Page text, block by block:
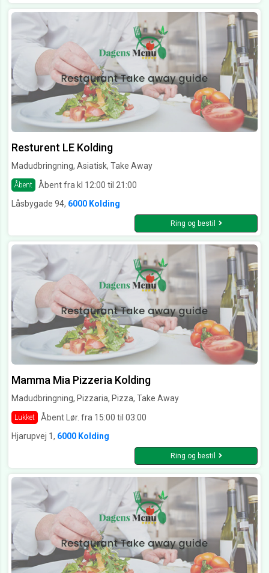
Resturent LE Kolding
Madudbringning, Asiatisk, Take Away
Åbent
Åbent fra kl 12:00 til 21:00
Låsbygade 94, 6000 Kolding
Ring og bestil
Mamma Mia Pizzeria Kolding
Madudbringning, Pizzaria, Pizza, Take Away
Lukket
Åbent Lør. fra 15:00 til 03:00
Hjarupvej 1, 6000 Kolding
Ring og bestil